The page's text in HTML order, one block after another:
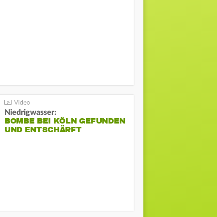
Niedrigwasser:
BOMBE BEI KÖLN GEFUNDEN
UND ENTSCHÄRFT